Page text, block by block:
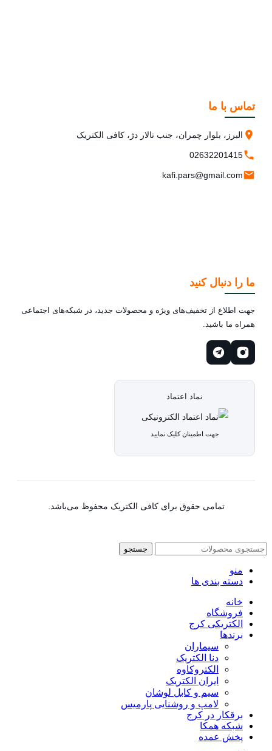
تماس با ما
البرز، بلوار چمران، جنب تالار دژ، کافی الکتریک
02632201415
kafi.pars@gmail.com
ما را دنبال کنید
جهت اطلاع از تخفیف‌های ویژه و محصولات جدید، در شبکه‌های اجتماعی
همراه ما باشید.
نماد اعتماد
جهت اطمینان کلیک نمایید
تمامی حقوق برای کافی الکتریک محفوظ می‌باشد.
جستجو
منو
دسته بندی ها
خانه
فروشگاه
الکتریکی کرج
برندها
سیماران
دنا الکتریک
الکتروکاوه
ایران الکتریک
سیم و کابل لوشان
لامپ و روشنایی پارمیس
برقکار در کرج
شبکه همکا
پخش عمده